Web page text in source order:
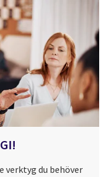
verktyg du behöver